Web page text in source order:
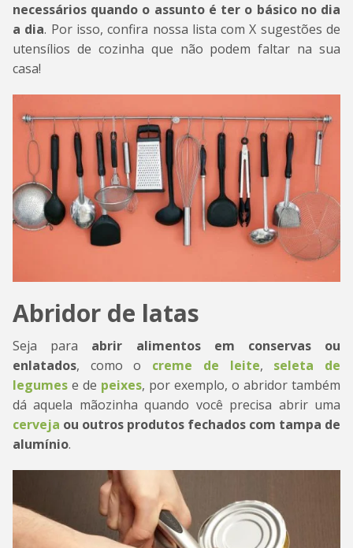
necessários quando o assunto é ter o básico no dia
a dia. Por isso, confira nossa lista com X sugestões de
utensílios de cozinha que não podem faltar na sua
casa!
Abridor de latas
Seja para abrir alimentos em conservas ou
enlatados, como o creme de leite, seleta de
legumes e de peixes, por exemplo, o abridor também
dá aquela mãozinha quando você precisa abrir uma
cerveja ou outros produtos fechados com tampa de
alumínio.